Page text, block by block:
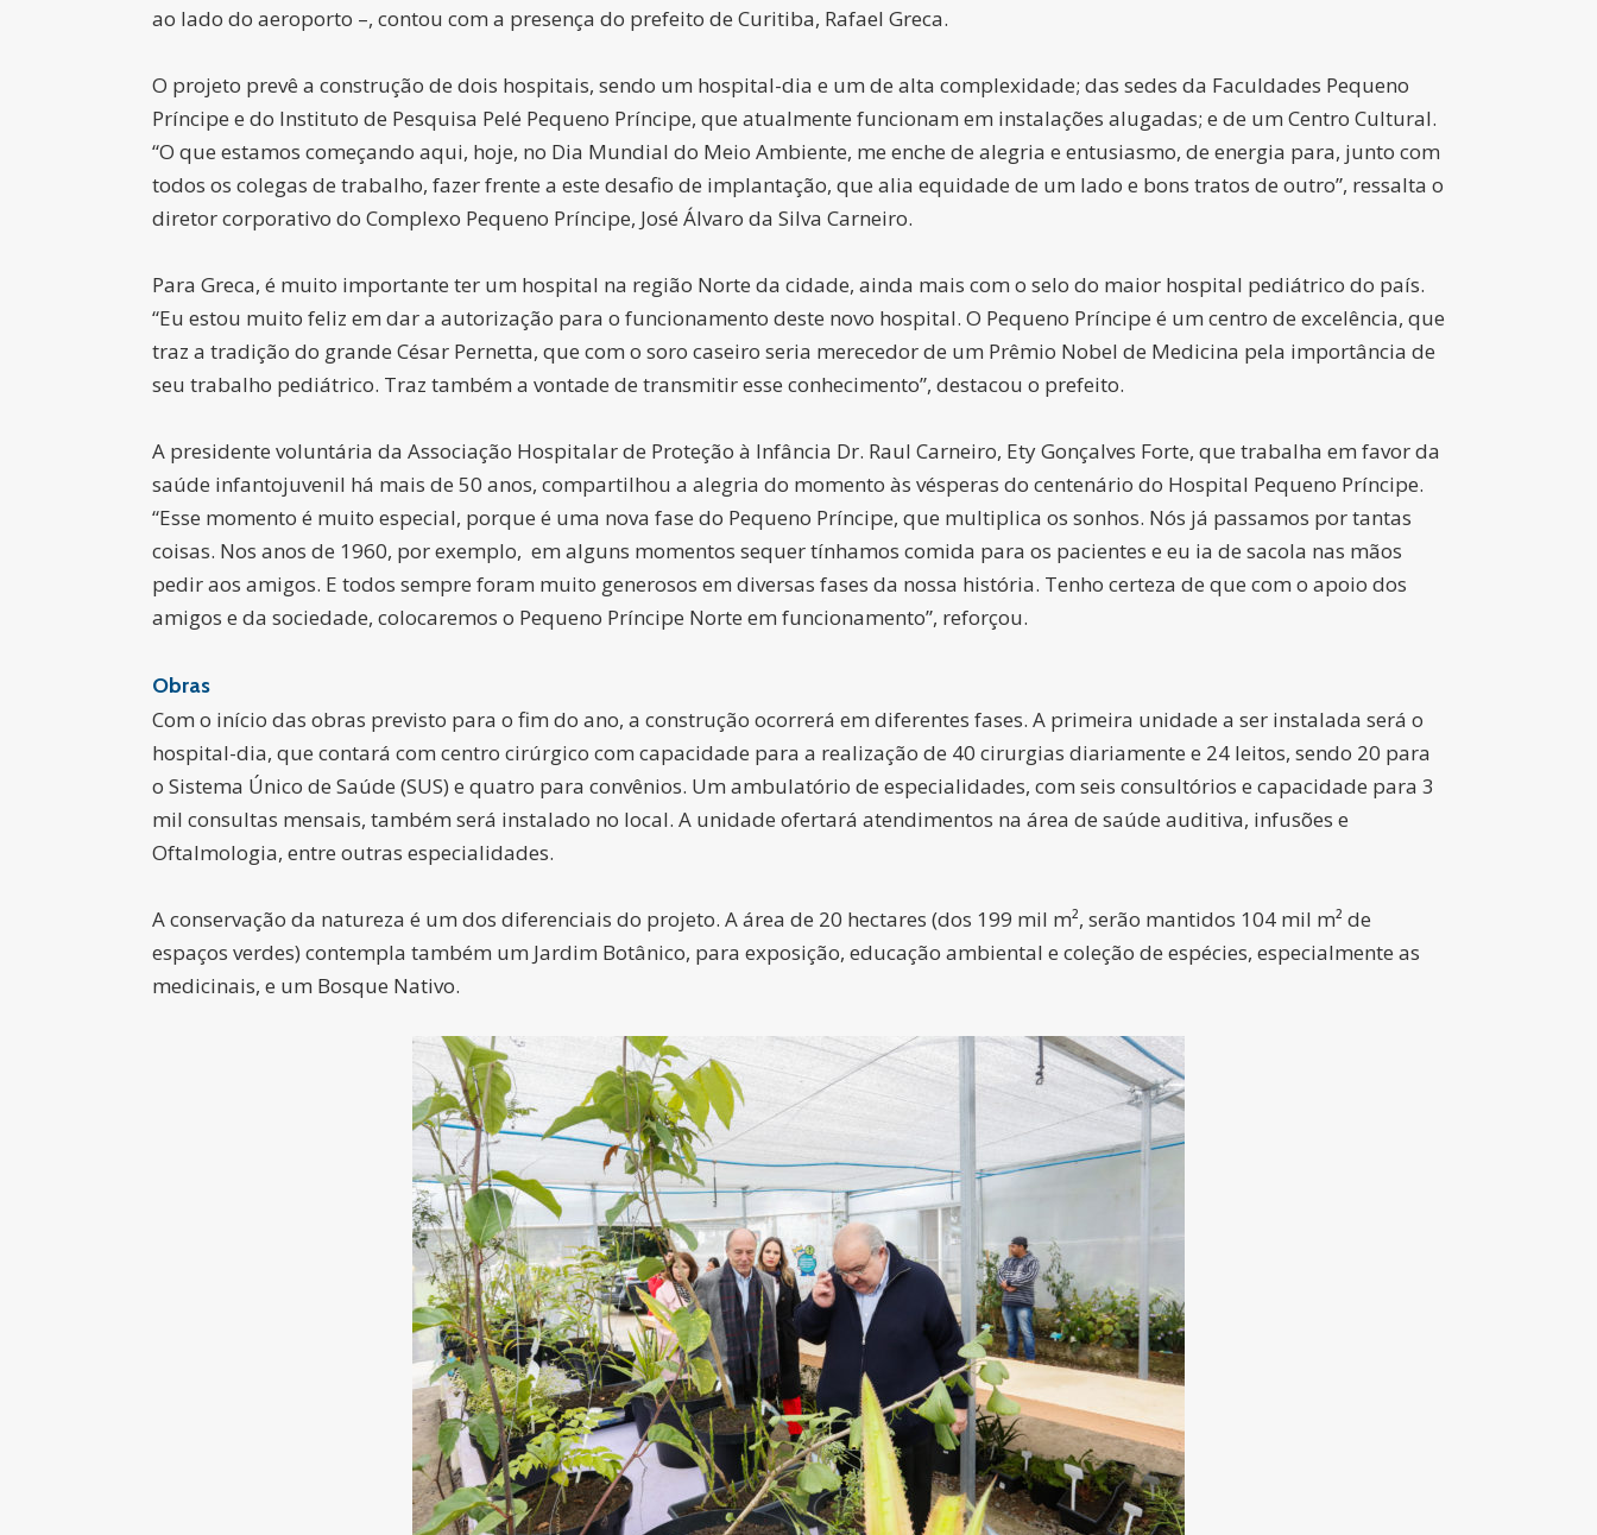
ao lado do aeroporto –, contou com a presença do prefeito de Curitiba, Rafael Greca.
O projeto prevê a construção de dois hospitais, sendo um hospital-dia e um de alta complexidade; das sedes da Faculdades Pequeno
Príncipe e do Instituto de Pesquisa Pelé Pequeno Príncipe, que atualmente funcionam em instalações alugadas; e de um Centro Cultural.
“O que estamos começando aqui, hoje, no Dia Mundial do Meio Ambiente, me enche de alegria e entusiasmo, de energia para, junto com
todos os colegas de trabalho, fazer frente a este desafio de implantação, que alia equidade de um lado e bons tratos de outro”, ressalta o
diretor corporativo do Complexo Pequeno Príncipe, José Álvaro da Silva Carneiro.
Para Greca, é muito importante ter um hospital na região Norte da cidade, ainda mais com o selo do maior hospital pediátrico do país.
“Eu estou muito feliz em dar a autorização para o funcionamento deste novo hospital. O Pequeno Príncipe é um centro de excelência, que
traz a tradição do grande César Pernetta, que com o soro caseiro seria merecedor de um Prêmio Nobel de Medicina pela importância de
seu trabalho pediátrico. Traz também a vontade de transmitir esse conhecimento”, destacou o prefeito.
A presidente voluntária da Associação Hospitalar de Proteção à Infância Dr. Raul Carneiro, Ety Gonçalves Forte, que trabalha em favor da
saúde infantojuvenil há mais de 50 anos, compartilhou a alegria do momento às vésperas do centenário do Hospital Pequeno Príncipe.
“Esse momento é muito especial, porque é uma nova fase do Pequeno Príncipe, que multiplica os sonhos. Nós já passamos por tantas
coisas. Nos anos de 1960, por exemplo, em alguns momentos sequer tínhamos comida para os pacientes e eu ia de sacola nas mãos
pedir aos amigos. E todos sempre foram muito generosos em diversas fases da nossa história. Tenho certeza de que com o apoio dos
amigos e da sociedade, colocaremos o Pequeno Príncipe Norte em funcionamento”, reforçou.
Obras
Com o início das obras previsto para o fim do ano, a construção ocorrerá em diferentes fases. A primeira unidade a ser instalada será o
hospital-dia, que contará com centro cirúrgico com capacidade para a realização de 40 cirurgias diariamente e 24 leitos, sendo 20 para
o Sistema Único de Saúde (SUS) e quatro para convênios. Um ambulatório de especialidades, com seis consultórios e capacidade para 3
mil consultas mensais, também será instalado no local. A unidade ofertará atendimentos na área de saúde auditiva, infusões e
Oftalmologia, entre outras especialidades.
A conservação da natureza é um dos diferenciais do projeto. A área de 20 hectares (dos 199 mil m², serão mantidos 104 mil m² de
espaços verdes) contempla também um Jardim Botânico, para exposição, educação ambiental e coleção de espécies, especialmente as
medicinais, e um Bosque Nativo.